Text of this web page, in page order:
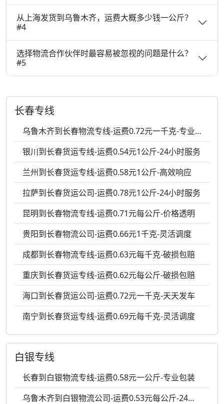
从上海发货到乌鲁木齐，运费大概多少钱一公斤？
#4
选择物流合作伙伴时最容易被忽视的问题是什么？
#5
长春专线
乌鲁木齐到长春物流专线-运费0.72元一千克-专业包装
银川到长春货运专线-运费0.54元1公斤-24小时服务
兰州到长春货运专线-运费0.58元1公斤-高效响应
拉萨到长春货运公司-运费0.78元1公斤-24小时服务
昆明到长春物流专线-运费0.71元每公斤-价格透明
贵阳到长春物流公司-运费0.66元1千克-灵活调度
成都到长春物流专线-运费0.63元每千克-破损包赔
重庆到长春货运专线-运费0.62元每公斤-破损包赔
海口到长春货运公司-运费0.72元一千克-天天发车
南宁到长春货运专线-运费0.69元每千克-灵活调度
白银专线
长春到白银物流专线-运费0.58元一公斤-专业包装
乌鲁木齐到白银物流公司-运费0.53元每公斤-24小时服务